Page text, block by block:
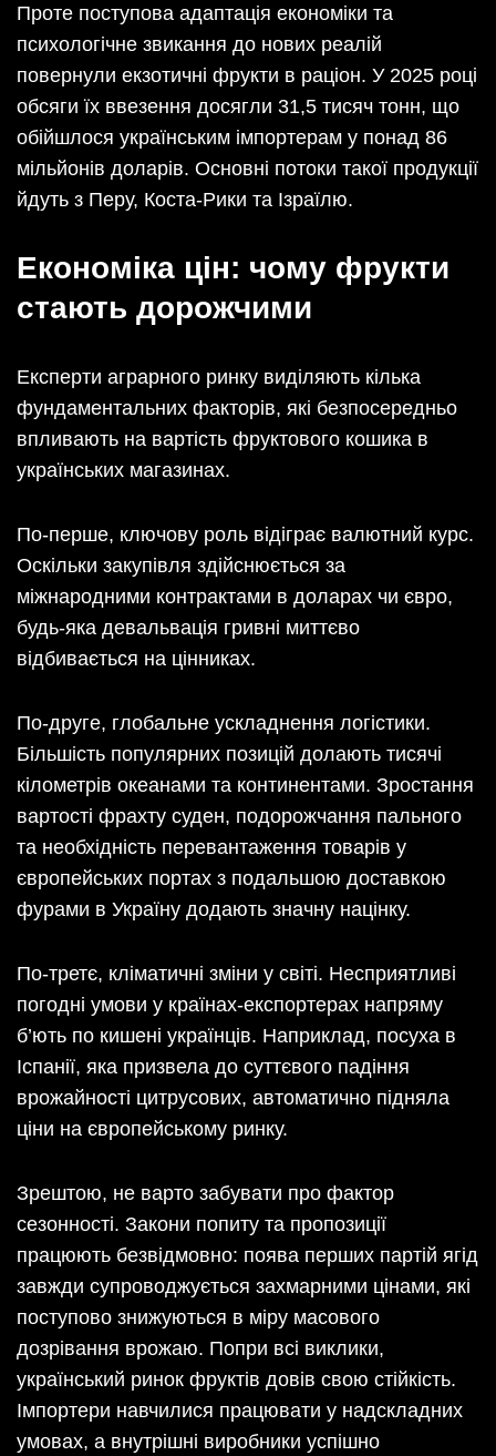
Проте поступова адаптація економіки та
психологічне звикання до нових реалій
повернули екзотичні фрукти в раціон. У 2025 році
обсяги їх ввезення досягли 31,5 тисяч тонн, що
обійшлося українським імпортерам у понад 86
мільйонів доларів. Основні потоки такої продукції
йдуть з Перу, Коста-Рики та Ізраїлю.
Економіка цін: чому фрукти
стають дорожчими
Експерти аграрного ринку виділяють кілька
фундаментальних факторів, які безпосередньо
впливають на вартість фруктового кошика в
українських магазинах.
По-перше, ключову роль відіграє валютний курс.
Оскільки закупівля здійснюється за
міжнародними контрактами в доларах чи євро,
будь-яка девальвація гривні миттєво
відбивається на цінниках.
По-друге, глобальне ускладнення логістики.
Більшість популярних позицій долають тисячі
кілометрів океанами та континентами. Зростання
вартості фрахту суден, подорожчання пального
та необхідність перевантаження товарів у
європейських портах з подальшою доставкою
фурами в Україну додають значну націнку.
По-третє, кліматичні зміни у світі. Несприятливі
погодні умови у країнах-експортерах напряму
б’ють по кишені українців. Наприклад, посуха в
Іспанії, яка призвела до суттєвого падіння
врожайності цитрусових, автоматично підняла
ціни на європейському ринку.
Зрештою, не варто забувати про фактор
сезонності. Закони попиту та пропозиції
працюють безвідмовно: поява перших партій ягід
завжди супроводжується захмарними цінами, які
поступово знижуються в міру масового
дозрівання врожаю. Попри всі виклики,
український ринок фруктів довів свою стійкість.
Імпортери навчилися працювати у надскладних
умовах, а внутрішні виробники успішно